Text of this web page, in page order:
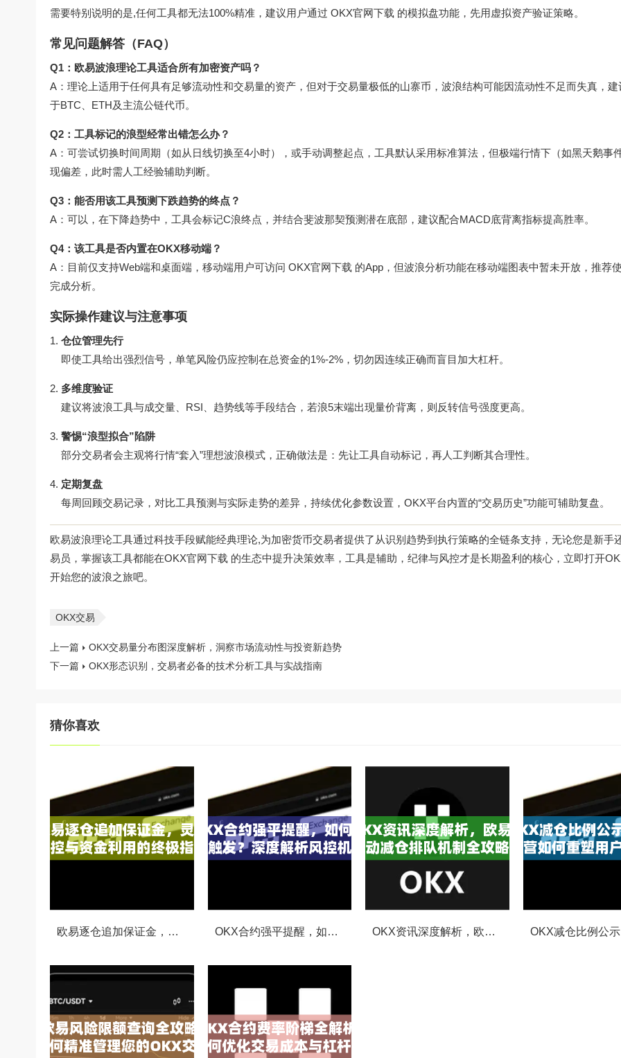
需要特别说明的是,任何工具都无法100%精准，建议用户通过 OKX官网下载 的模拟盘功能，先用虚拟资产验证策略。
常见问题解答（FAQ）
Q1：欧易波浪理论工具适合所有加密资产吗？
A：理论上适用于任何具有足够流动性和交易量的资产，但对于交易量极低的山寨币，波浪结构可能因流动性不足而失真，建
于BTC、ETH及主流公链代币。
Q2：工具标记的浪型经常出错怎么办？
A：可尝试切换时间周期（如从日线切换至4小时），或手动调整起点，工具默认采用标准算法，但极端行情下（如黑天鹅事
现偏差，此时需人工经验辅助判断。
Q3：能否用该工具预测下跌趋势的终点？
A：可以，在下降趋势中，工具会标记C浪终点，并结合斐波那契预测潜在底部，建议配合MACD底背离指标提高胜率。
Q4：该工具是否内置在OKX移动端？
A：目前仅支持Web端和桌面端，移动端用户可访问 OKX官网下载 的App，但波浪分析功能在移动端图表中暂未开放，推荐
完成分析。
实际操作建议与注意事项
仓位管理先行
即使工具给出强烈信号，单笔风险仍应控制在总资金的1%-2%，切勿因连续正确而盲目加大杠杆。
多维度验证
建议将波浪工具与成交量、RSI、趋势线等手段结合，若浪5末端出现量价背离，则反转信号强度更高。
警惕“浪型拟合”陷阱
部分交易者会主观将行情“套入”理想波浪模式，正确做法是：先让工具自动标记，再人工判断其合理性。
定期复盘
每周回顾交易记录，对比工具预测与实际走势的差异，持续优化参数设置，OKX平台内置的“交易历史”功能可辅助复盘。
欧易波浪理论工具通过科技手段赋能经典理论,为加密货币交易者提供了从识别趋势到执行策略的全链条支持，无论您是新手
易员，掌握该工具都能在OKX官网下载 的生态中提升决策效率，工具是辅助，纪律与风控才是长期盈利的核心，立即打开
开始您的波浪之旅吧。
OKX交易
上一篇
OKX交易量分布图深度解析，洞察市场流动性与投资新趋势
下一篇
OKX形态识别，交易者必备的技术分析工具与实战指南
猜你喜欢
欧易逐仓追加保证金，灵活风控与资金利用的终极指南 OKX合约强平提醒，如何避免触发？深度解析风控机制与应对策略 OKX资讯深度解析，欧易自动减仓排队机制全攻略